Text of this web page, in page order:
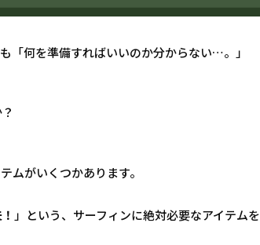
「何を準備すればいいのか分からない…。」
ムがいくつかあります。
」という、サーフィンに絶対必要なアイテムを